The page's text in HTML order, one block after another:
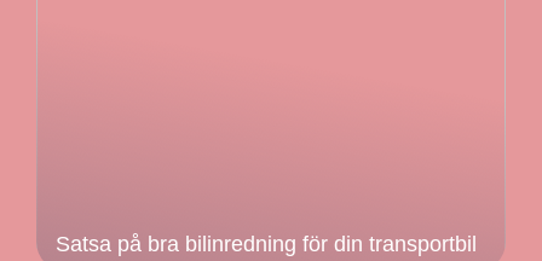
Satsa på bra bilinredning för din transportbil